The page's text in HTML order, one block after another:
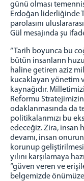
günü olması
Erdoğan liderliğinde
parolasını
Gül mesajında şu
“Tarih boyunca bu
bütün insanların
haline getiren aziz
kucaklayan yönetim
kaynağıdır.
Reformu
odaklanmasında da
politikalarımızı bu
edeceğiz. Zira, insan
devamı, insan
korunup
yılını karşılamaya
“güven veren ve
belgemizde